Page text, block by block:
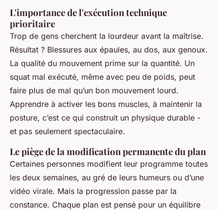
L'importance de l'exécution technique
prioritaire
Trop de gens cherchent la lourdeur avant la maîtrise.
Résultat ? Blessures aux épaules, au dos, aux genoux.
La qualité du mouvement prime sur la quantité. Un
squat mal exécuté, même avec peu de poids, peut
faire plus de mal qu’un bon mouvement lourd.
Apprendre à activer les bons muscles, à maintenir la
posture, c’est ce qui construit un physique durable -
et pas seulement spectaculaire.
Le piège de la modification permanente du plan
Certaines personnes modifient leur programme toutes
les deux semaines, au gré de leurs humeurs ou d’une
vidéo virale. Mais la progression passe par la
constance. Chaque plan est pensé pour un équilibre